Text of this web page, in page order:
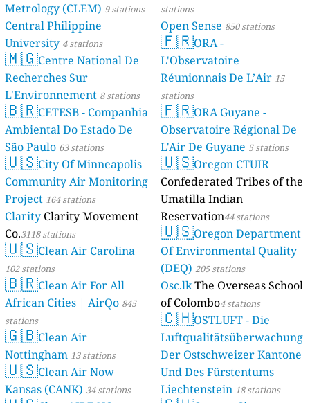
Metrology (CLEM) 9 stations
Central Philippine
University 4 stations
🇲🇬Centre National De
Recherches Sur
L'Environnement 8 stations
🇧🇷CETESB - Companhia
Ambiental Do Estado De
São Paulo 63 stations
🇺🇸City Of Minneapolis
Community Air Monitoring
Project 164 stations
Clarity Clarity Movement
Co.3118 stations
🇺🇸Clean Air Carolina
102 stations
🇧🇷Clean Air For All
African Cities | AirQo 845
stations
🇬🇧Clean Air
Nottingham 13 stations
🇺🇸Clean Air Now
Kansas (CANK) 34 stations
stations
Open Sense 850 stations
🇫🇷ORA -
L'Observatoire
Réunionnais De L’Air 15
stations
🇫🇷ORA Guyane -
Observatoire Régional De
L'Air De Guyane 5 stations
🇺🇸Oregon CTUIR
Confederated Tribes of the
Umatilla Indian
Reservation44 stations
🇺🇸Oregon Department
Of Environmental Quality
(DEQ) 205 stations
Osc.lkThe Overseas School
of Colombo4 stations
🇨🇭OSTLUFT - Die
Luftqualitätsüberwachung
Der Ostschweizer Kantone
Und Des Fürstentums
Liechtenstein 18 stations